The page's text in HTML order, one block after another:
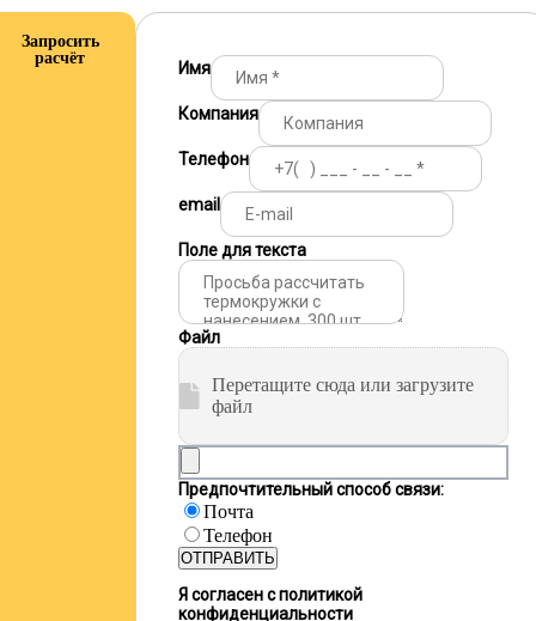
Запросить
расчёт
Имя
Компания
Телефон
email
Поле для текста
Файл
Перетащите сюда или загрузите
файл
Предпочтительный способ связи:
Почта
Телефон
ОТПРАВИТЬ
Я согласен с политикой
конфиденциальности